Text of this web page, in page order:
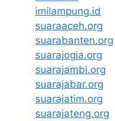
imilampung.id
suaraaceh.org
suarabanten.org
suarajogja.org
suarajambi.org
suarajabar.org
suarajatim.org
suarajateng.org